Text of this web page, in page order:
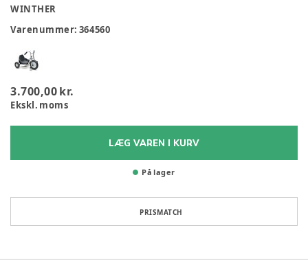
WINTHER
Varenummer: 364560
3.700,00 kr.
Ekskl. moms
LÆG VAREN I KURV
På lager
PRISMATCH